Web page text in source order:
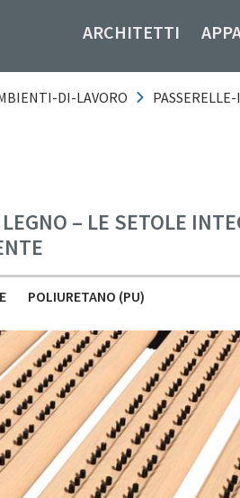
ARCHITETTI
DI-LAVORO
– LE SETOLE
POLIURETANO (PU)